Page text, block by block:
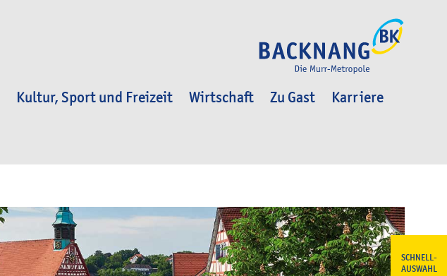
Kultur, Sport und Freizeit Wirtschaft Zu Gast
Karriere
SCHNELL-
AUSWAHL